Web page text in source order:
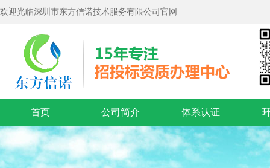
欢迎光临深圳市东方信诺技术服务有限公司官网
首页 公司简介 体系认证